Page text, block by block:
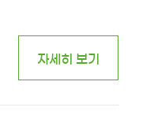
자세히 보기